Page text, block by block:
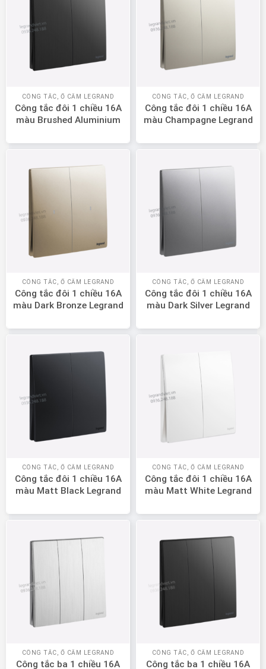
CÔNG TẮC, Ổ CẮM LEGRAND
Công tắc đôi 1 chiều 16A
màu Brushed Aluminium
281002BB
CÔNG TẮC, Ổ CẮM LEGRAND
Công tắc đôi 1 chiều 16A
màu Champagne Legrand
CÔNG TẮC, Ổ CẮM LEGRAND
Công tắc đôi 1 chiều 16A
màu Dark Bronze Legrand
CÔNG TẮC, Ổ CẮM LEGRAND
Công tắc đôi 1 chiều 16A
màu Dark Silver Legrand
CÔNG TẮC, Ổ CẮM LEGRAND
Công tắc đôi 1 chiều 16A
màu Matt Black Legrand
CÔNG TẮC, Ổ CẮM LEGRAND
Công tắc đôi 1 chiều 16A
màu Matt White Legrand
CÔNG TẮC, Ổ CẮM LEGRAND
Công tắc ba 1 chiều 16A
CÔNG TẮC, Ổ CẮM LEGRAND
Công tắc ba 1 chiều 16A